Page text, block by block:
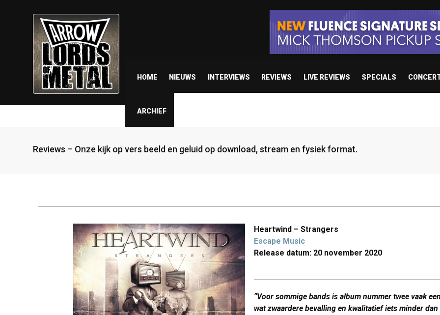
HOME NIEUWS INTERVIEWS REVIEWS LIVE REVIEWS SPECIALS
ARCHIEF
Reviews – Onze kijk op vers beeld en geluid op download, stream en fysiek format.
Heartwind – Strangers
Escape Music
Release datum: 20 november 2020
“Voor sommige bands is album nummer twee vaak
wat zwaardere bevalling en kwalitatief iets minder dan